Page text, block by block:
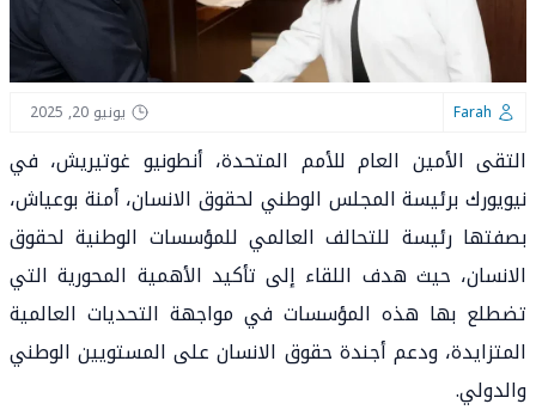
Farah يونيو 20, 2025
التقى الأمين العام للأمم المتحدة، أنطونيو غوتيريش، في
نيويورك برئيسة المجلس الوطني لحقوق الانسان، أمنة بوعياش،
بصفتها رئيسة للتحالف العالمي للمؤسسات الوطنية لحقوق
الانسان، حيث هدف اللقاء إلى تأكيد الأهمية المحورية التي
تضطلع بها هذه المؤسسات في مواجهة التحديات العالمية
المتزايدة، ودعم أجندة حقوق الانسان على المستويين الوطني
والدولي.